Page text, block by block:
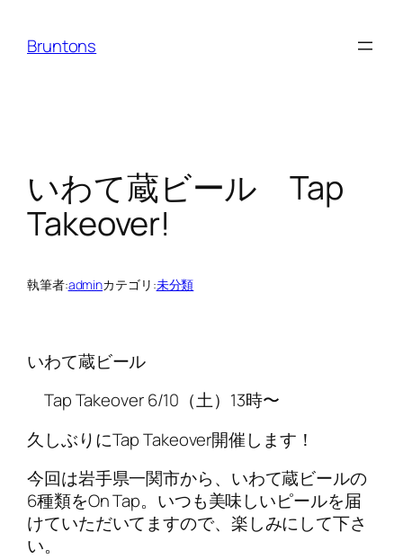
Bruntons
いわて蔵ビール Tap
Takeover!
執筆者:adminカテゴリ:未分類
いわて蔵ビール
Tap Takeover 6/10（土）13時〜
久しぶりにTap Takeover開催します！
今回は岩手県一関市から、いわて蔵ビールの
6種類をOn Tap。いつも美味しいピールを届
けていただいてますので、楽しみにして下さ
い。